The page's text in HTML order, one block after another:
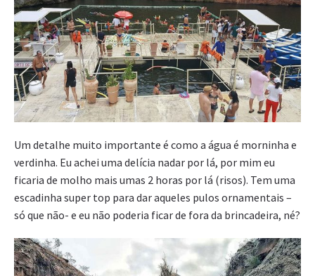
Um detalhe muito importante é como a água é morninha e
verdinha. Eu achei uma delícia nadar por lá, por mim eu
ficaria de molho mais umas 2 horas por lá (risos). Tem uma
escadinha super top para dar aqueles pulos ornamentais –
só que não- e eu não poderia ficar de fora da brincadeira, né?